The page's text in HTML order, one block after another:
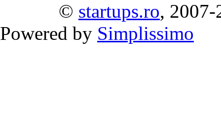
© startups.ro, 2007-
Powered by Simplissimo